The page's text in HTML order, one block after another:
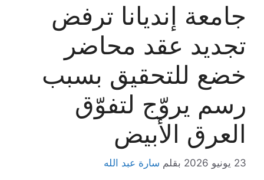
جامعة إنديانا ترفض
تجديد عقد محاضر
خضع للتحقيق بسبب
رسم يروّج لتفوّق
العرق الأبيض
23 يونيو 2026 بقلم سارة عبد الله